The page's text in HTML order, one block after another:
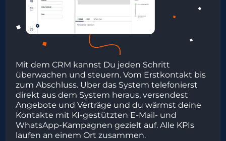
Mit dem CRM kannst Du jeden Schritt
überwachen und steuern. Vom Erstkontakt bis
zum Abschluss. Uber das System telefonierst
direkt aus dem System heraus, versendest
Angebote und Verträge und du wärmst deine
Kontakte mit KI-gestützten E-Mail- und
WhatsApp-Kampagnen gezielt auf. Alle KPIs
laufen an einem Ort zusammen.